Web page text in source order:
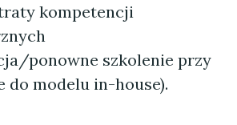
kompetencji
ponowne szkolenie przy
do modelu in-house).